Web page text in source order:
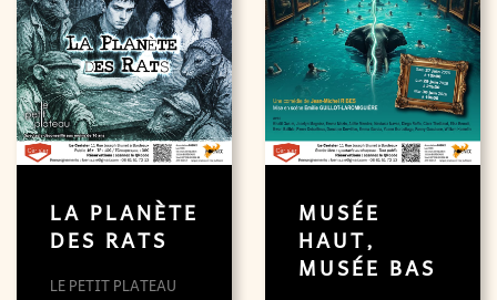
LA PLANÈTE
DES RATS
LE PETIT PLATEAU
MUSÉE
HAUT,
MUSÉE BAS